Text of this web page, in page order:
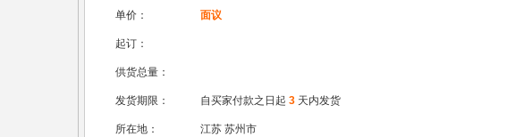
单价： 面议
起订：
供货总量：
发货期限： 自买家付款之日起 3 天内发货
所在地： 江苏 苏州市